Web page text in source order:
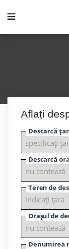
Aflați
Descarcă
Descarcă
Teren de
Orașul de
Denumirea